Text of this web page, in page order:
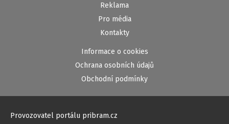
Reklama
Pro média
Kontakty
Informace o cookies
Ochrana osobních údajů
Obchodní podmínky
Provozovatel portálu pribram.cz